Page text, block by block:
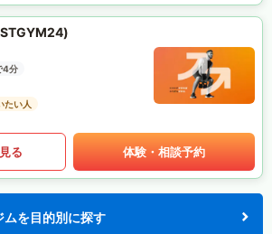
4分
たい人
る 体験・相談予約
ムを目的別に探す